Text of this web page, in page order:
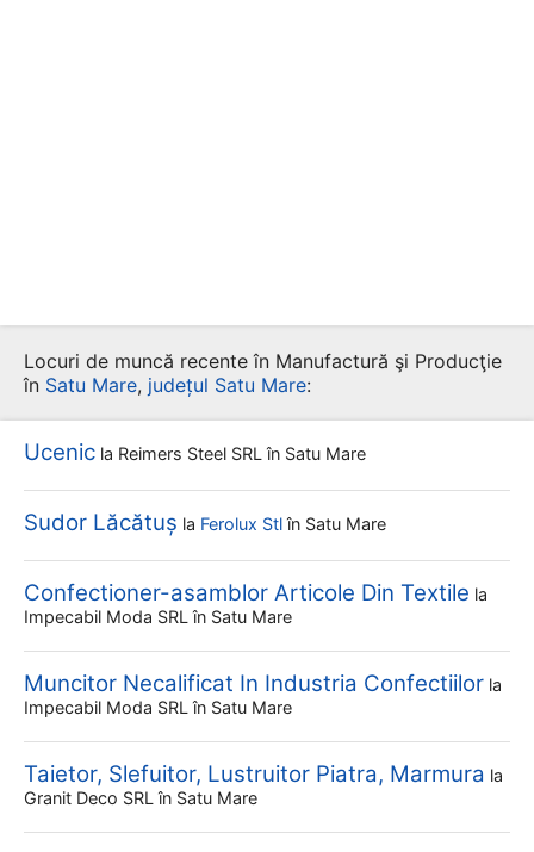
Locuri de muncă recente în Manufactură şi Producţie
în Satu Mare, județul Satu Mare:
Ucenic la Reimers Steel SRL în Satu Mare
Sudor Lăcătuș la Ferolux Stl în Satu Mare
Confectioner-asamblor Articole Din Textile la
Impecabil Moda SRL în Satu Mare
Muncitor Necalificat In Industria Confectiilor la
Impecabil Moda SRL în Satu Mare
Taietor, Slefuitor, Lustruitor Piatra, Marmura la
Granit Deco SRL în Satu Mare